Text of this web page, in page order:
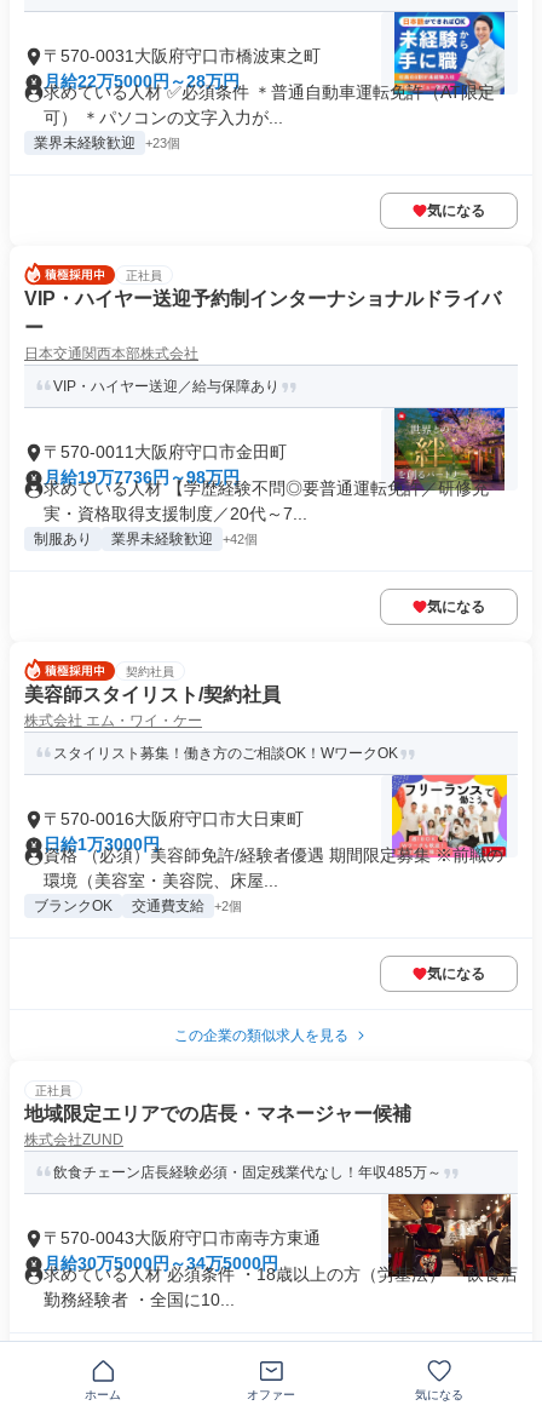
〒570-0031大阪府守口市橋波東之町
月給22万5000円～28万円
求めている人材 ✅必須条件 ＊普通自動車運転免許（AT限定
可） ＊パソコンの文字入力が...
業界未経験歓迎 +23個
気になる
正社員
VIP・ハイヤー送迎予約制インターナショナルドライバ
ー
日本交通関西本部株式会社
VIP・ハイヤー送迎／給与保障あり
〒570-0011大阪府守口市金田町
月給19万7736円～98万円
求めている人材 【学歴経験不問◎要普通運転免許／研修充
実・資格取得支援制度／20代～7...
制服あり 業界未経験歓迎 +42個
気になる
契約社員
美容師スタイリスト/契約社員
株式会社 エム・ワイ・ケー
スタイリスト募集！働き方のご相談OK！WワークOK
〒570-0016大阪府守口市大日東町
日給1万3000円
資格 （必須）美容師免許/経験者優遇 期間限定募集 ※前職の
環境（美容室・美容院、床屋...
ブランクOK 交通費支給 +2個
気になる
この企業の類似求人を見る
正社員
地域限定エリアでの店長・マネージャー候補
株式会社ZUND
飲食チェーン店長経験必須・固定残業代なし！年収485万～
〒570-0043大阪府守口市南寺方東通
月給30万5000円～34万5000円
求めている人材 必須条件 ・18歳以上の方（労基法） ・飲食店
勤務経験者 ・全国に10...
気になる
ホーム オファー 気になる